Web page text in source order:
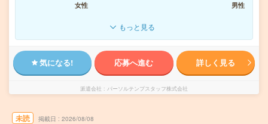
女性
男性
もっと見る
気になる! 応募へ進む 詳しく見る
派遣会社 パーソルテンプスタッフ株式会社
未読 掲載日 2026/08/08